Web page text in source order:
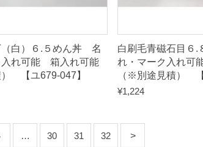
（白）６.５めん丼 名
入れ可能 箱入れ可能
【ユ679-047】
白刷毛青磁石目６
れ・マーク入れ可
（※別途見積） 【
¥1,224
… 30 31 32